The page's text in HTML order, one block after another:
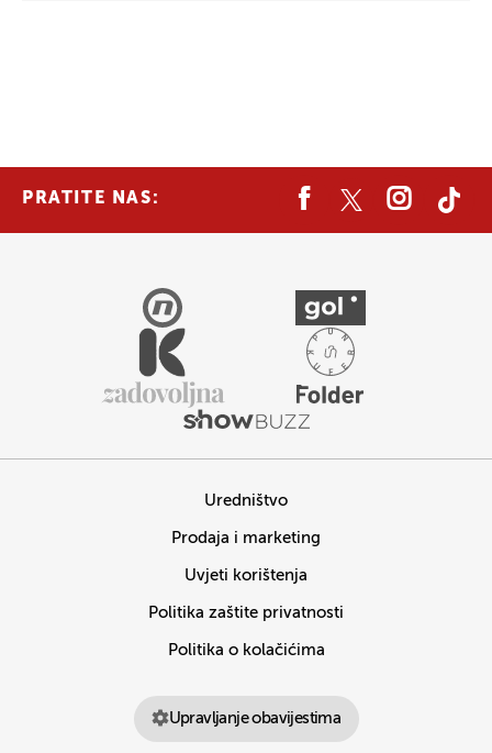
PRATITE NAS:
Uredništvo
Prodaja i marketing
Uvjeti korištenja
Politika zaštite privatnosti
Politika o kolačićima
Upravljanje obavijestima